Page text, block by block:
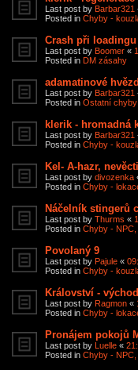
Last post by Barbar321
Posted in Chyby -
Crash při
Last post by Boomer «
Posted in DM zásahy
adamatinové
Last post by Barbar321
Posted in Ostatní chyby
klerik - hromadná
Last post by Barbar321
Posted in Chyby -
Kel- A-hazr,
Last post by divozenka
Posted in Chyby -
Náčelník stingerů
Last post by Thurms «
Posted in Chyby - NPC,
Povolaný 9
Last post by Pajule «
Posted in Chyby -
Království -
Last post by Ragmon «
Posted in Chyby -
Pronájem pokojů
Last post by Luelle «
Posted in Chyby - NPC,